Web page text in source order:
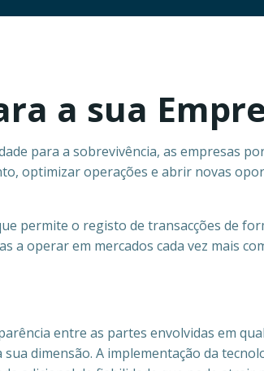
a sua
para a sobrevivência, as empresas
optimizar operações e abrir novas
permite o registo de transacções de
a operar em mercados cada vez mais
entre as partes envolvidas em
dimensão. A implementação da